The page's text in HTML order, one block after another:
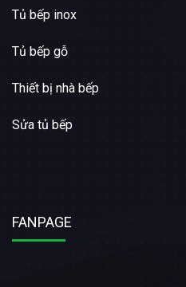
Tủ bếp inox
Tủ bếp gỗ
Thiết bị nhà bếp
Sửa tủ bếp
FANPAGE